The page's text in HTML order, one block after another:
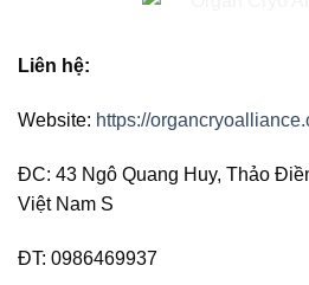
Liên hệ:
Website: https://
ĐC: 43 Ngô Quang Huy, Thảo
Việt Nam S
ĐT: 0986469937